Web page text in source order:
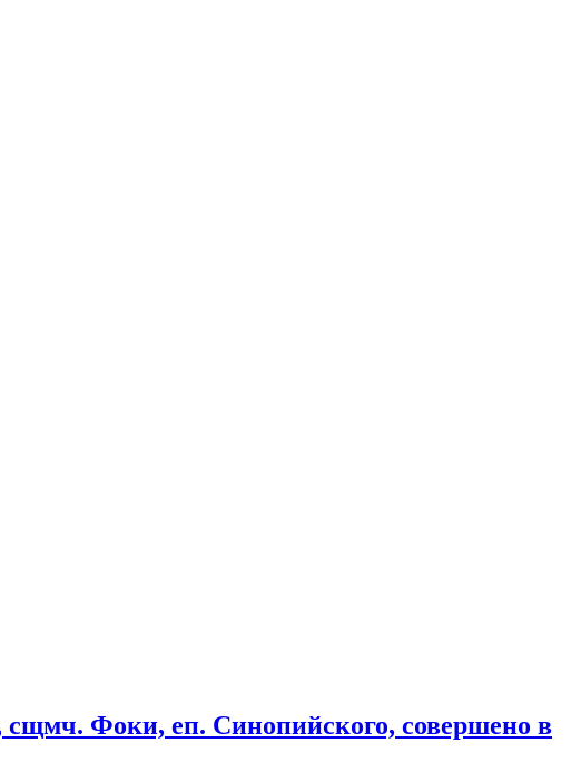
сщмч. Фоки, еп. Синопийского, совершено в